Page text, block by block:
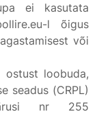
ei kasutata
l õigus
või
ostust loobuda,
seadus (CRPL)
nr 255